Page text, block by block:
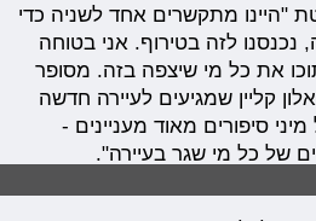
"היינו מתקשרים אחד לשניה כדי
לזה בטירוף. אני בטוחה
את כל מי שיצפה בזה. מסופר
קליין שמגיעים לעיירה חדשה
סיפורים מאוד מעניינים -
של כל מי שגר בעיירה".